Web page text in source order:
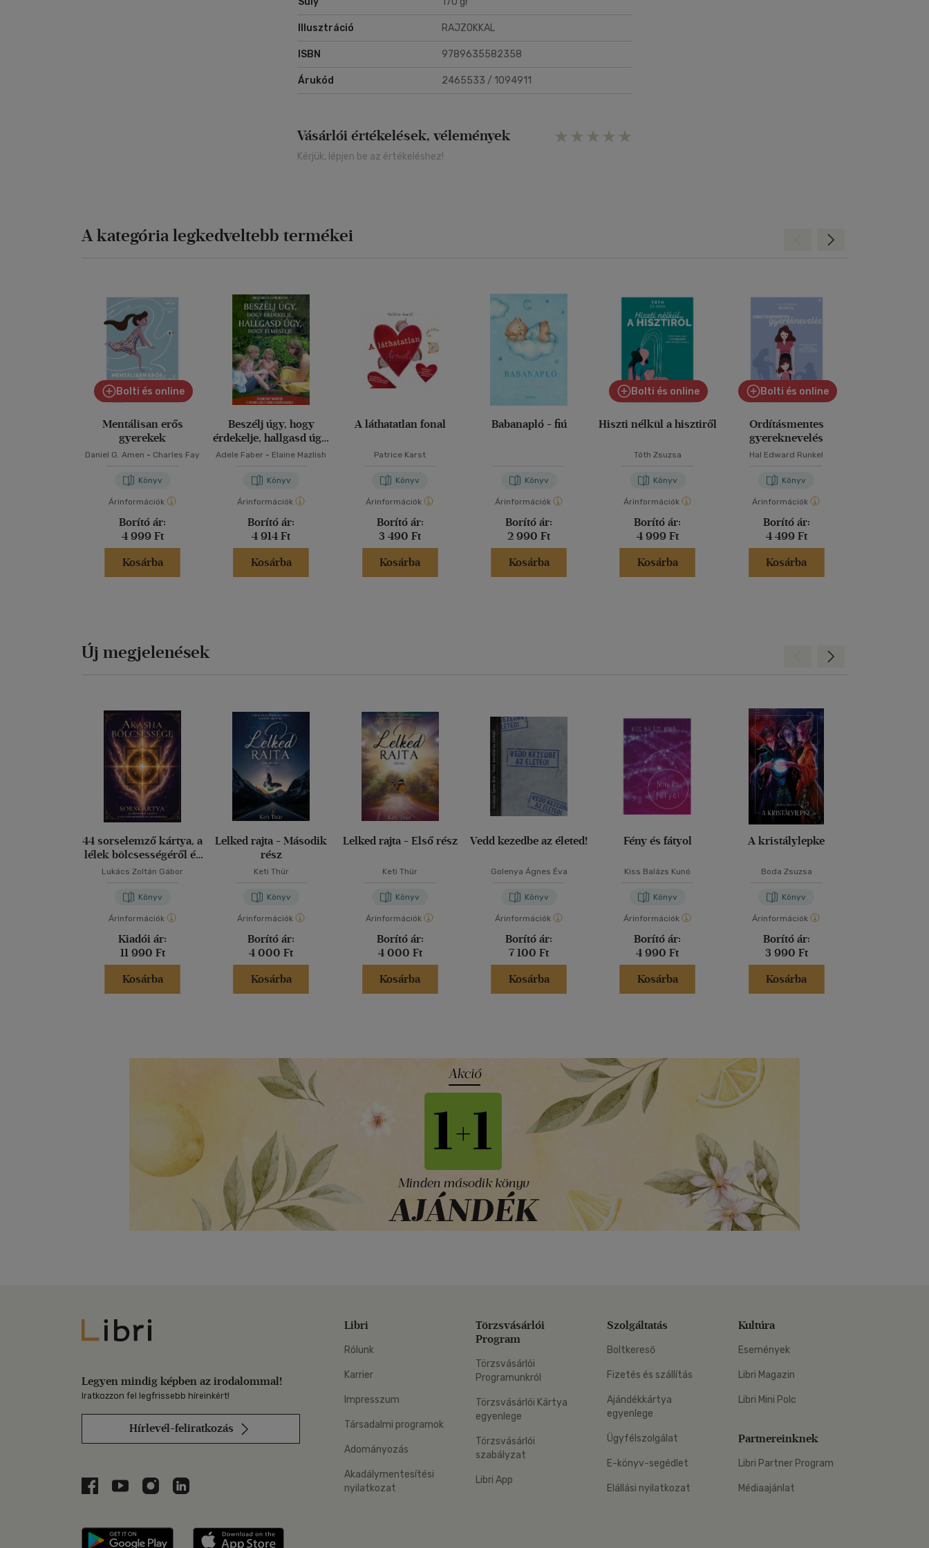
Illusztráció RAJZOKKAL
ISBN 9789635582358
Árukód 2465533 / 1094911
Vásárlói értékelések, vélemények
Kérjük, lépjen be az értékeléshez!
A kategória legkedveltebb termékei
Bolti és online
Mentálisan erős
gyerekek
Daniel G. Amen - Charles Fay
Könyv
Árinformációk
Borító ár:
4 999 Ft
Kosárba
Beszélj úgy, hogy
érdekelje, hallgasd úgy,
hogy elmesélje
Adele Faber - Elaine Mazlish
Könyv
Árinformációk
Borító ár:
4 914 Ft
Kosárba
A láthatatlan fonal
Patrice Karst
Könyv
Árinformációk
Borító ár:
3 490 Ft
Kosárba
Babanapló - fiú
Könyv
Árinformációk
Borító ár:
2 990 Ft
Kosárba
Bolti és online
Hiszti nélkül a hisztiről
Tóth Zsuzsa
Könyv
Árinformációk
Borító ár:
4 999 Ft
Kosárba
Bolti és online
Ordításmentes
gyereknevelés
Hal Edward Runkel
Könyv
Árinformációk
Borító ár:
4 499 Ft
Kosárba
Előre
Új megjelenések
44 sorselemző kártya, a
lélek bölcsességéről és
a harmóniáról
Lukács Zoltán Gábor
Könyv
Árinformációk
Kiadói ár:
11 990 Ft
Kosárba
Lelked rajta - Második
rész
Keti Thür
Könyv
Árinformációk
Borító ár:
4 000 Ft
Kosárba
Lelked rajta - Első rész
Keti Thür
Könyv
Árinformációk
Borító ár:
4 000 Ft
Kosárba
Vedd kezedbe az életed!
Golenya Ágnes Éva
Könyv
Árinformációk
Borító ár:
7 100 Ft
Kosárba
Fény és fátyol
Kiss Balázs Kunó
Könyv
Árinformációk
Borító ár:
4 990 Ft
Kosárba
A kristálylepke
Boda Zsuzsa
Könyv
Árinformációk
Borító ár:
3 990 Ft
Kosárba
Előre
Libri
Legyen mindig képben az irodalommal!
Iratkozzon fel legfrissebb híreinkért!
Hírlevél-feliratkozás
Libri a Facebookon
Libri a Youtube-on
Libri az Instagramon
Libri a LinkedInen
Libri applikáció Szerezd meg: Google Play
Libri
Rólunk
Karrier
Impresszum
Társadalmi programok
Adományozás
Akadálymentesítési
nyilatkozat
Törzsvásárlói
Program
Törzsvásárlói
Programunkról
Törzsvásárlói Kártya
egyenlege
Törzsvásárlói
szabályzat
Libri App
Szolgáltatás
Boltkereső
Fizetés és szállítás
Ajándékkártya
egyenlege
Ügyfélszolgálat
E-könyv-segédlet
Elállási nyilatkozat
Kultúra
Események
Libri Magazin
Libri Mini Polc
Partnereinknek
Libri Partner Program
Médiaajánlat